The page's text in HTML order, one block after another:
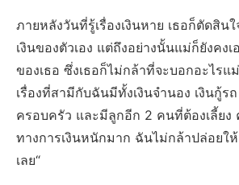
ภายหลังวันที่รู้เรื่องเงินหาย เธอก็ตัดสิน
เงินของตัวเอง แต่ถึงอย่างนั้นแม่ก็ยังคง
ของเธอ ซึ่งเธอก็ไม่กล้าที่จะบอกอะไรแ
เรื่องที่สามีกับฉันมีทั้งเงินจำนอง เงินกู้ร
ครอบครัว และมีลูกอีก 2 คนที่ต้องเลี้ยง
ทางการเงินหนักมาก ฉันไม่กล้าปล่อยใ
เลย“